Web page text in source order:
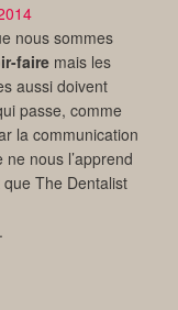
nous sommes
faire mais les
aussi doivent
passe, comme
la communication
nous l’apprend
The Dentalist